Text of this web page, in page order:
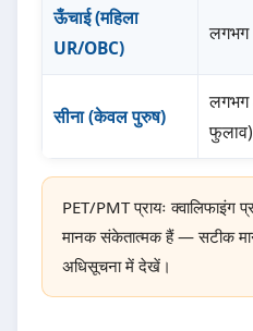
ऊँचाई (महिला
UR/OBC)
लगभग
सीना (केवल पुरुष)
लगभग
फुलाव)
PET/PMT प्रायः क्वालिफाइंग
मानक संकेतात्मक हैं — सटीक
अधिसूचना में देखें।